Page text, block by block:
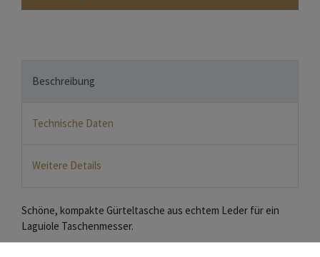
Beschreibung
Technische Daten
Weitere Details
Schöne, kompakte Gürteltasche aus echtem Leder für ein
Laguiole Taschenmesser.